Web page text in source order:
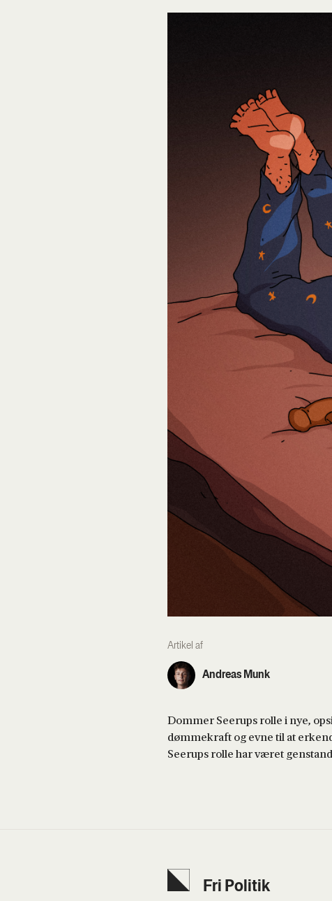
Artikel af
Andreas Munk
Dommer Seerups rolle i nye,
dømmekraft og evne til at
Seerups rolle har været
Fri Poli­tik